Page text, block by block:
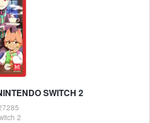
SWITCH 2
2